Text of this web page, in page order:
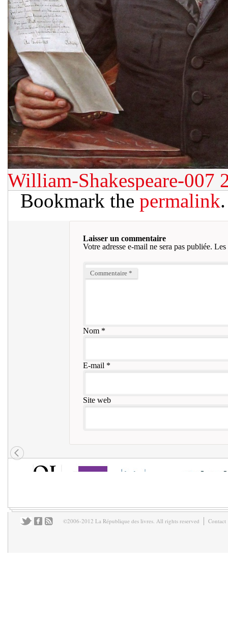
William-Shakespeare-007
Bookmark the permalink.
Laisser un commentaire
Votre adresse e-mail ne sera pas publiée. Les
Commentaire *
Nom*
E-mail *
Site web
©2006-2012 La République des livres. All rights reserved Contact